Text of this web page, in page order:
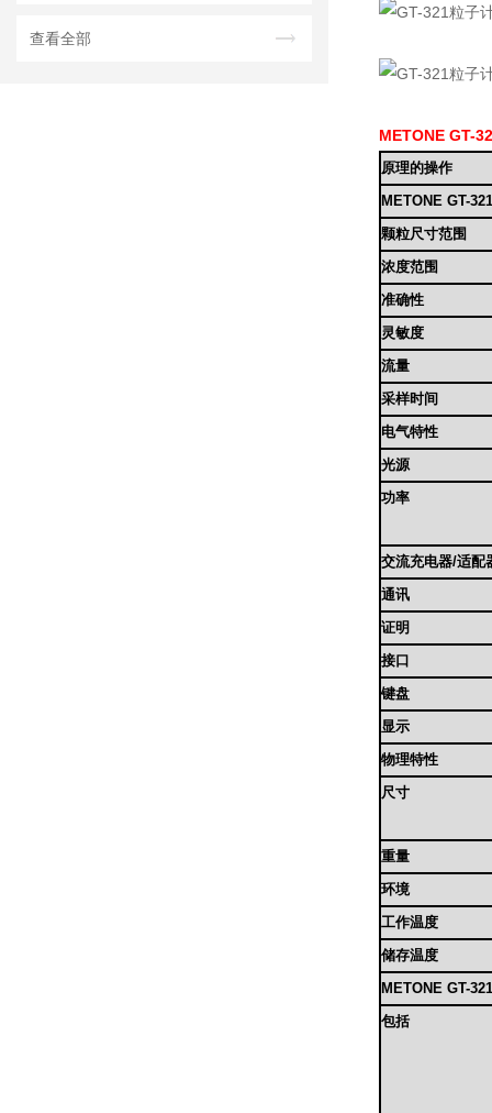
查看全部
METONE GT-
原理的操作
METONE GT-
颗粒尺寸范围
浓度范围
准确性
灵敏度
流量
采样时间
电气特性
光源
功率
交流充电器/适配
通讯
证明
接口
键盘
显示
物理特性
尺寸
重量
环境
工作温度
储存温度
METONE GT-
包括